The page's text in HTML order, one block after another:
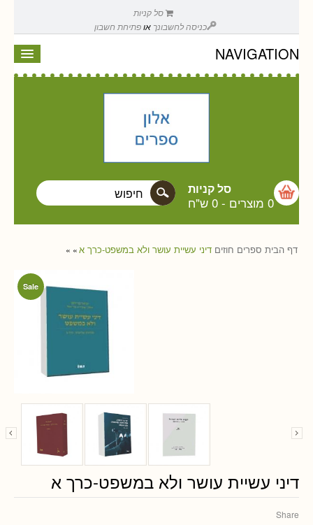
סל קניות
כניסה לחשבונך אופתיחת חשבון
NAVIGATION
סל קניות
0 מוצרים - 0 ש"ח
דף הבית » ספרים חוזים » דיני עשיית עושר ולא במשפט-כרך א
Sale
דיני עשיית עושר ולא במשפט-כרך א
Share